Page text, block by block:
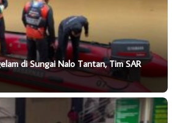
di Sungai Nalo Tantan, Tim SAR